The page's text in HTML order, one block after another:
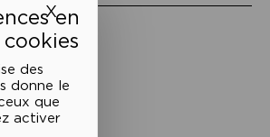
des
donne le
que
activer
XMasquer le bandeau des
de vente